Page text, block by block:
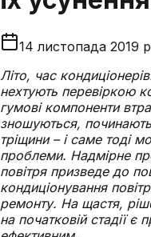
14 листопада 2019
Літо, час
нехтують перевіркою
гумові компоненти
зношуються,
тріщини – і саме тоді
проблеми. Надмірне
повітря призведе до
кондиціонування
ремонту. На щастя,
на початковій стадії є